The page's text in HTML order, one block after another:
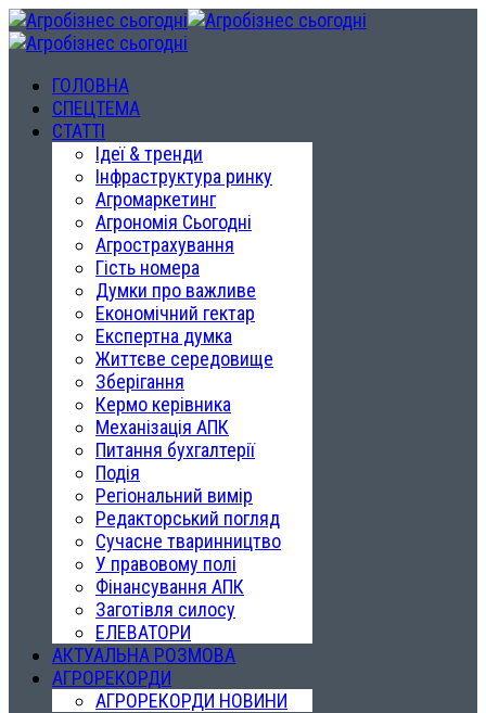
ГОЛОВНА
СПЕЦТЕМА
СТАТТІ
Ідеї & тренди
Інфраструктура ринку
Агромаркетинг
Агрономія Сьогодні
Агрострахування
Гість номера
Думки про важливе
Економічний гектар
Експертна думка
Життєве середовище
Зберігання
Кермо керівника
Механізація АПК
Питання бухгалтерії
Подія
Регіональний вимір
Редакторський погляд
Сучасне тваринництво
У правовому полі
Фінансування АПК
Заготівля силосу
ЕЛЕВАТОРИ
АКТУАЛЬНА РОЗМОВА
АГРОРЕКОРДИ
АГРОРЕКОРДИ НОВИНИ